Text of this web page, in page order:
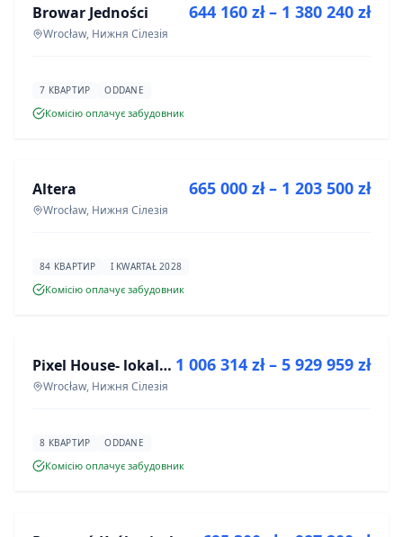
ІНВЕСТИЦІЯ
Browar Jedności
Wrocław, Нижня Сілезія
644 160 zł – 1 380 240 zł
7 КВАРТИР ODDANE
Комісію оплачує забудовник
ІНВЕСТИЦІЯ
Altera
Wrocław, Нижня Сілезія
665 000 zł – 1 203 500 zł
84 КВАРТИР I KWARTAŁ 2028
Комісію оплачує забудовник
ІНВЕСТИЦІЯ Pixel House- lokale użytkowe
Wrocław, Нижня Сілезія
1 006 314 zł – 5 929 959 zł
8 КВАРТИР ODDANE
Комісію оплачує забудовник